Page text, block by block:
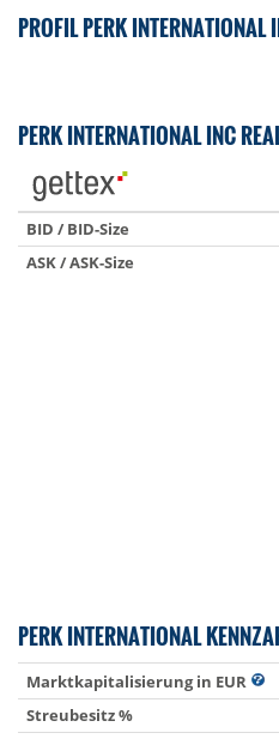
PROFIL PERK INTERNATIONAL
PERK INTERNATIONAL INC
BID / BID-Size
ASK / ASK-Size
PERK INTERNATIONAL
Marktkapitalisierung in EUR
Streubesitz %